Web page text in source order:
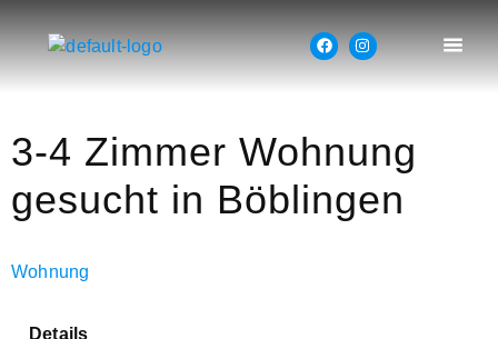
3-4 Zimmer Wohnung
gesucht in Böblingen
Wohnung
Details